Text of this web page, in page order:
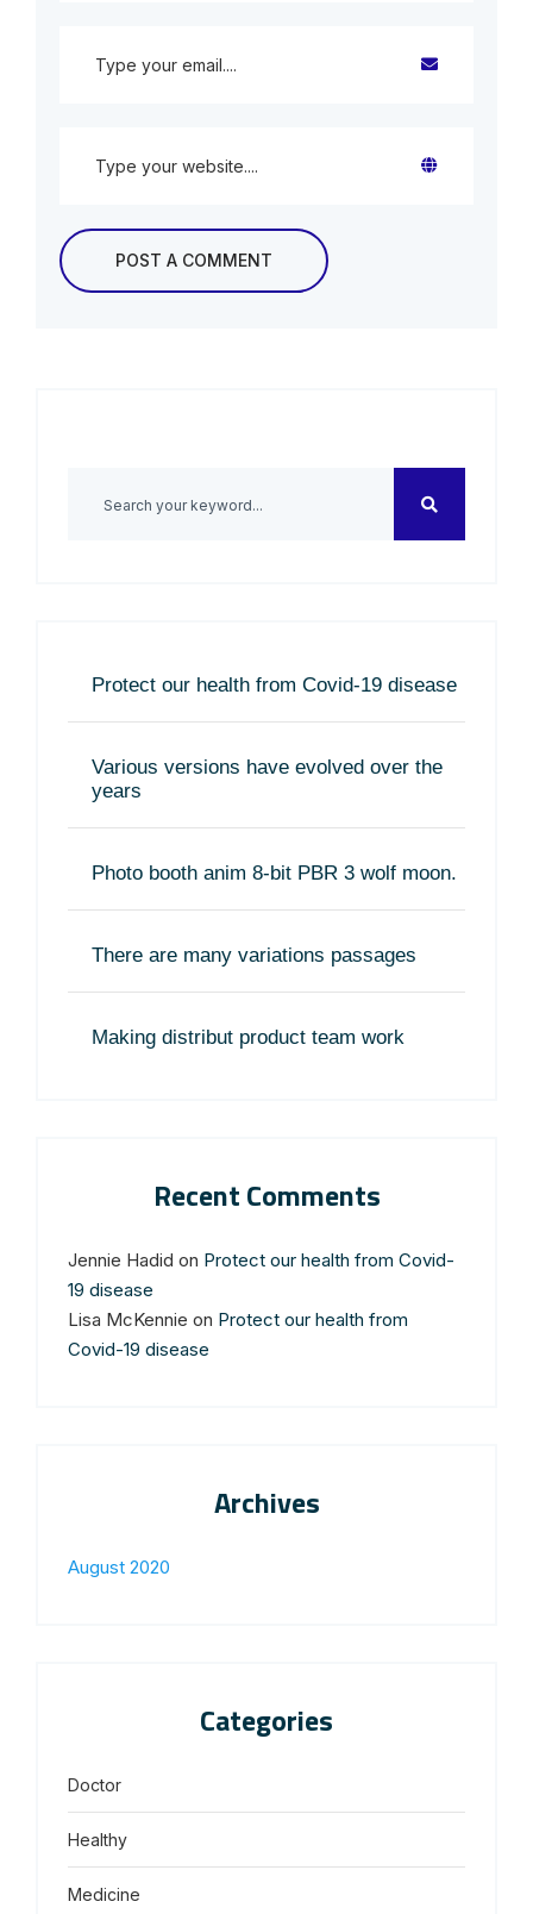
Protect our health from Covid-19 disease
Various versions have evolved over the
years
Photo booth anim 8-bit PBR 3 wolf moon.
There are many variations passages
Making distribut product team work
Recent Comments
Jennie Hadid on Protect our health from Covid-
19 disease
Lisa McKennie on Protect our health from
Covid-19 disease
Archives
August 2020
Categories
Doctor
Healthy
Medicine